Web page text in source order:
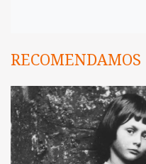
RECOMENDAMOS